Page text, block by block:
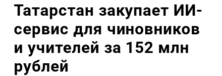
Татарстан закупает ИИ-
сервис для чиновников
и учителей за 152 млн
рублей